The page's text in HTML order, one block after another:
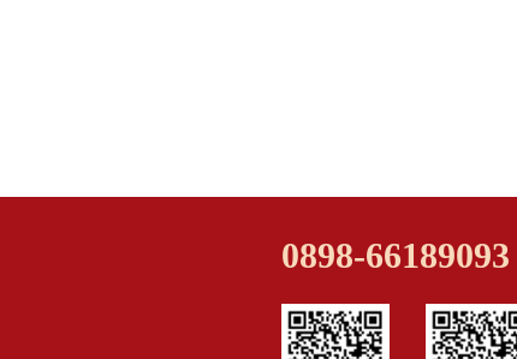
0898-66189093